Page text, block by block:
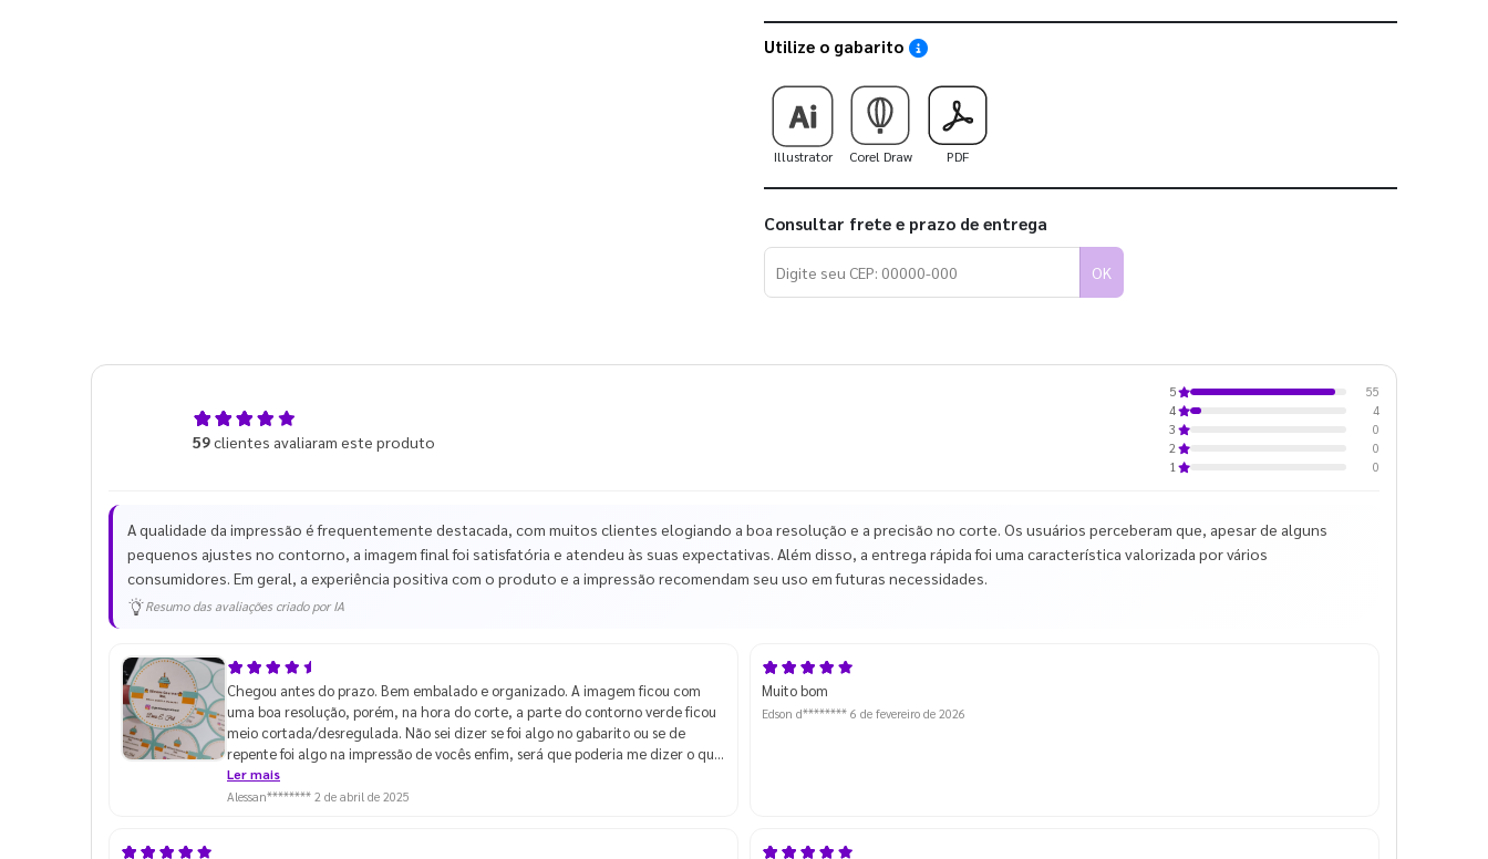
Utilize o gabarito Saiba como utilizar os nossos gabaritos
Illustrator Corel Draw PDF
Consultar frete e prazo de entrega
OK
59clientes avaliaram este produto
5
55
4
4
3
0
2
0
1
0
A qualidade da impressão é frequentemente destacada, com muitos clientes elogiando a boa resolução e a precisão no corte. Os usuários perceberam que, apesar de alguns
pequenos ajustes no contorno, a imagem final foi satisfatória e atendeu às suas expectativas. Além disso, a entrega rápida foi uma característica valorizada por vários
consumidores. Em geral, a experiência positiva com o produto e a impressão recomendam seu uso em futuras necessidades.
Resumo das avaliações criado por IA
Chegou antes do prazo. Bem embalado e organizado. A imagem ficou com
uma boa resolução, porém, na hora do corte, a parte do contorno verde ficou
meio cortada/desregulada. Não sei dizer se foi algo no gabarito ou se de
repente foi algo na impressão de vocês enfim, será que poderia me dizer o que
pode ter acontecido, me dar alguma dica? De qualquer modo ainda sim
compraria novamente pois são ajustes que podemos melhorar. Mas apesar
Ler mais
Alessan******** 2 de abril de 2025
Muito bom
Edson d******** 6 de fevereiro de 2026